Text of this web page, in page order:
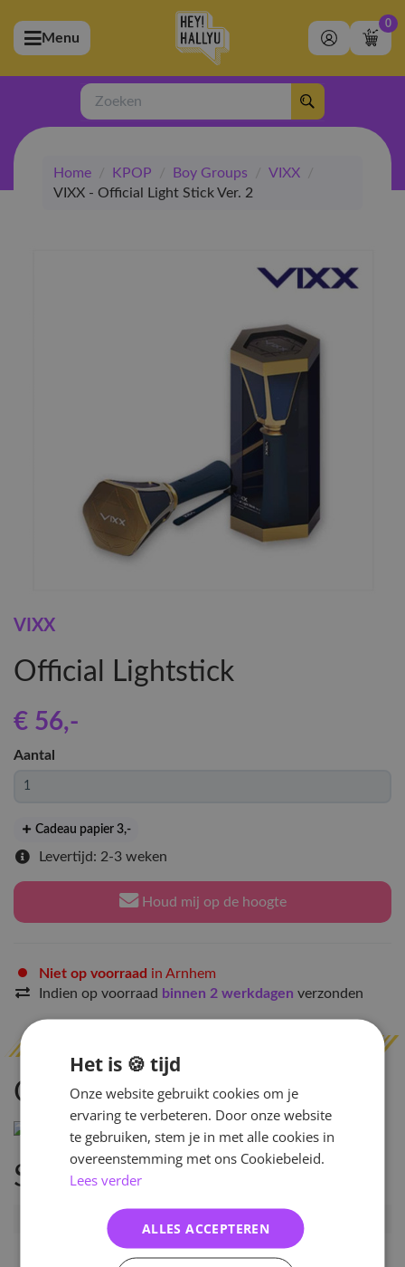
(Artiesten)
(Merchandise)
(Exclusive)
(Winkel)
Menu
0
Zoeken
Home / KPOP / Boy Groups / VIXX
/
VIXX - Official Light Stick Ver. 2
VIXX
Official Lightstick
€ 56,-
Aantal
Cadeau papier 3,-
Levertijd: 2-3 weken
Houd mij op de hoogte
Niet op voorraad in Arnhem
Indien op voorraad binnen 2 werkdagen verzonden
Omschrijving
Specificaties
Artikelnummer
5177982938708
Het is 🍪 tijd
Onze website gebruikt cookies om je
ervaring te verbeteren. Door onze website
te gebruiken, stem je in met alle cookies in
overeenstemming met ons Cookiebeleid.
Lees verder
ALLES ACCEPTEREN